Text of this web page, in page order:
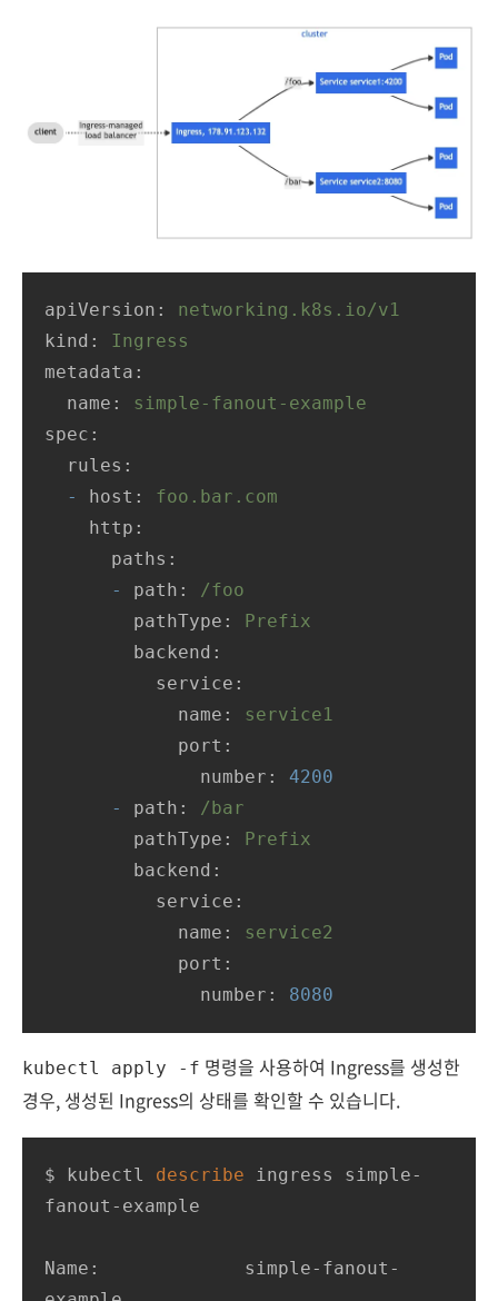
apiVersion:
networking.k8s.io/v1
kind:
Ingress
metadata:
name:
simple-fanout-example
spec:
rules:
-
host:
foo.bar.com
http:
paths:
-
path:
/foo
pathType:
Prefix
backend:
service:
name:
service1
port:
number:
4200
-
path:
/bar
pathType:
Prefix
backend:
service:
name:
service2
port:
number:
8080
kubectl apply -f 명령을 사용하여 Ingress를 생성한
경우, 생성된 Ingress의 상태를 확인할 수 있습니다.
$ kubectl describe ingress simple-
fanout - example
Name:             simple- fanout -